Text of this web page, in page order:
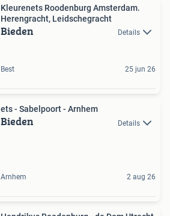
Kleurenets Roodenburg Amsterdam.
Herengracht, Leidschegracht
Bieden Details
Best 25 jun 26
ets - Sabelpoort - Arnhem
Bieden Details
Arnhem 2 aug 26